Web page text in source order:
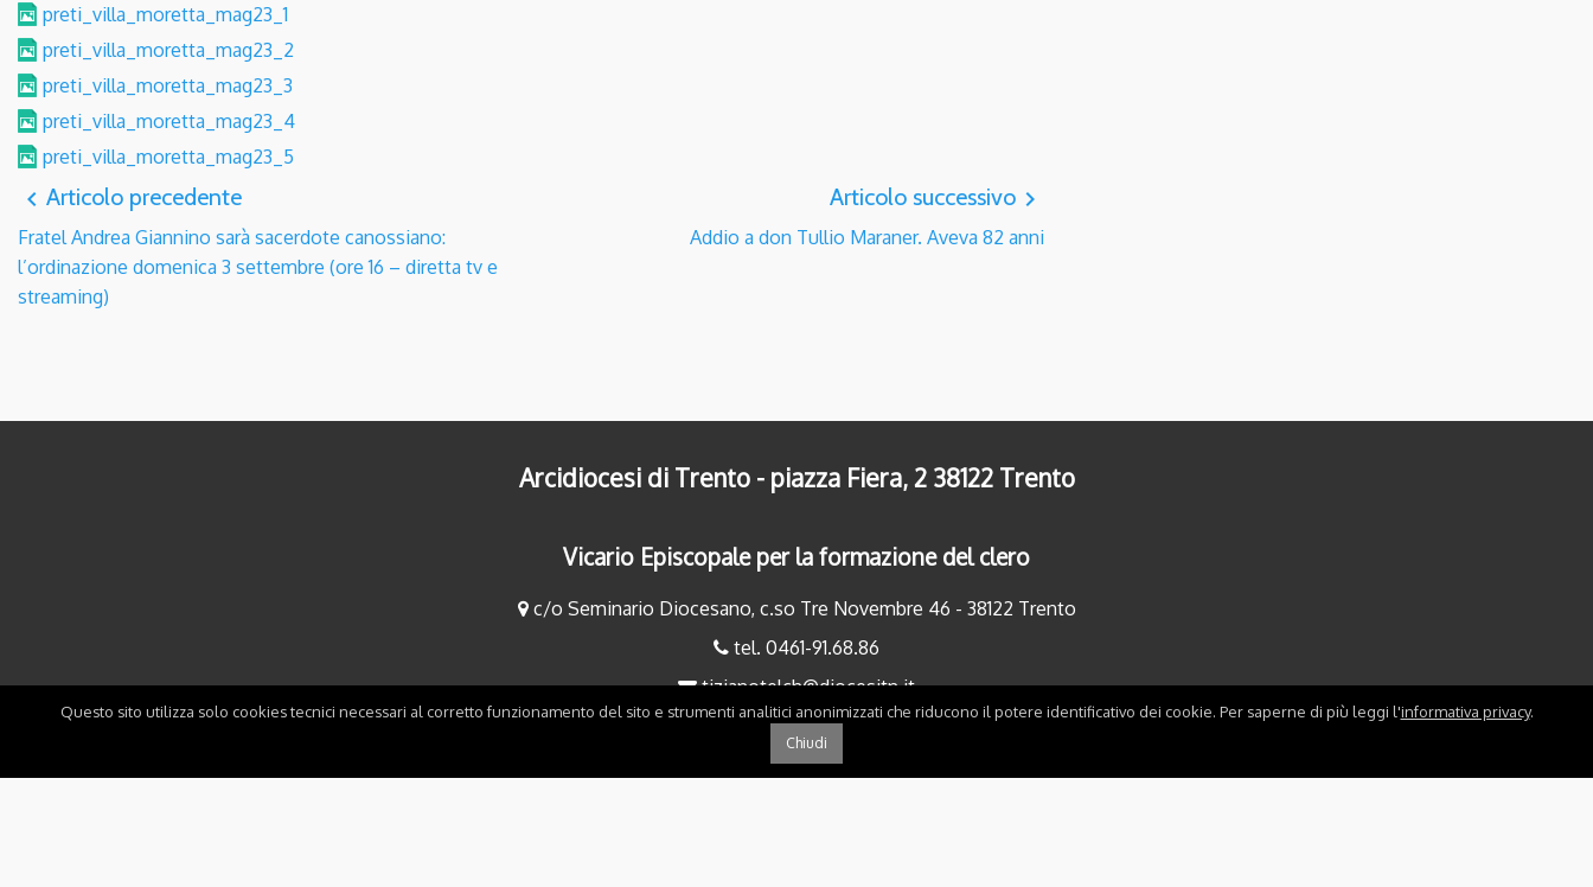
preti_villa_moretta_mag23_1
preti_villa_moretta_mag23_2
preti_villa_moretta_mag23_3
preti_villa_moretta_mag23_4
preti_villa_moretta_mag23_5
navigate_before Articolo precedente
Fratel Andrea Giannino sarà sacerdote canossiano:
l’ordinazione domenica 3 settembre (ore 16 – diretta tv e
streaming)
Articolo successivo navigate_next
Addio a don Tullio Maraner. Aveva 82 anni
Arcidiocesi di Trento - piazza Fiera, 2 38122 Trento
Vicario Episcopale per la formazione del clero
c/o Seminario Diocesano, c.so Tre Novembre 46 - 38122 Trento
tel. 0461-91.68.86
tizianotelch@diocesitn.it
Questo sito utilizza solo cookies tecnici necessari al corretto funzionamento del sito e strumenti analitici anonimizzati che riducono il potere identificativo dei cookie. Per saperne di più leggi l'informativa privacy.
Chiudi